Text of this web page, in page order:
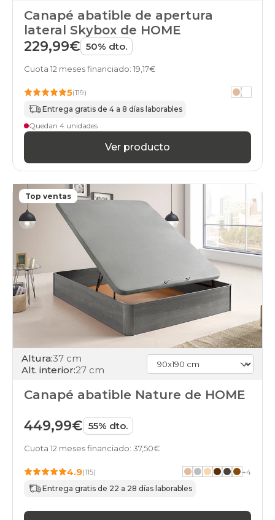
black-
days
marron
black-
abatibles
black-
days
abatibles
days
canapes-
abatibles
abatibles
blanco
canapes-
abatibles
21
black-
canapes-
abatibles
canapes-
black-
days
Canapé abatible de apertura
lateral Skybox de HOME
229,99€ 50% dto.
Cuota 12 meses financiado: 19,17€
5(119)
Entrega gratis de 4 a 8 días laborables
Quedan 4 unidades
Ver producto
Top ventas
Altura:37 cm
Alt. interior:27 cm
Canapé abatible Nature de HOME
449,99€ 55% dto.
Cuota 12 meses financiado: 37,50€
4.9(115) +4
Entrega gratis de 22 a 28 días laborables